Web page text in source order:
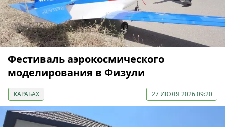
Фестиваль аэрокосмического
моделирования в Физули
КАРАБАХ 27 ИЮЛЯ 2026 09:20